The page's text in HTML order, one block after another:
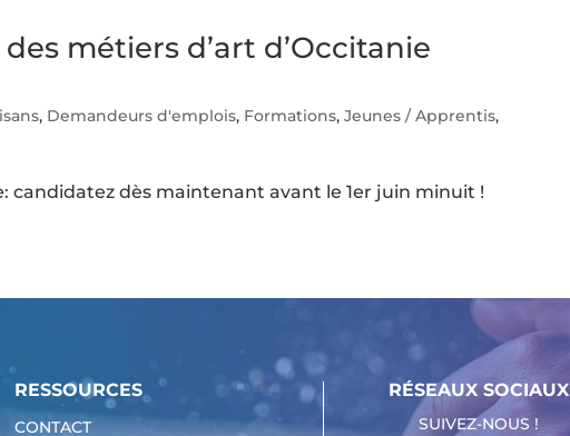
des métiers d’art d’Occitanie
, Demandeurs d'emplois, Formations,Jeunes / Apprentis,
candidatez dès maintenant avant le 1er juin minuit !
RESSOURCES
CONTACT
RÉSEAUX SOCIAUX
SUIVEZ-NOUS !